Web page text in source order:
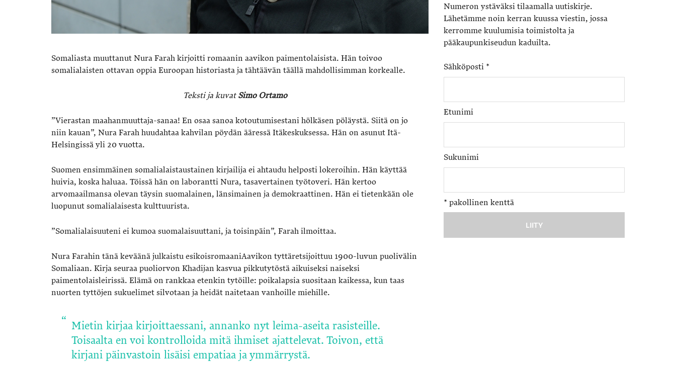
Somaliasta muuttanut Nura Farah kirjoitti romaanin aavikon paimentolaisista. Hän toivoo
somalialaisten ottavan oppia Euroopan historiasta ja tähtäävän täällä mahdollisimman korkealle.
Teksti ja kuvat Simo Ortamo
”Vierastan maahanmuuttaja-sanaa! En osaa sanoa kotoutumisestani hölkäsen pöläystä. Siitä on jo
niin kauan”, Nura Farah huudahtaa kahvilan pöydän ääressä Itäkeskuksessa. Hän on asunut Itä-
Helsingissä yli 20 vuotta.
Suomen ensimmäinen somalialaistaustainen kirjailija ei ahtaudu helposti lokeroihin. Hän käyttää
huivia, koska haluaa. Töissä hän on laborantti Nura, tasavertainen työtoveri. Hän kertoo
arvomaailmansa olevan täysin suomalainen, länsimainen ja demokraattinen. Hän ei tietenkään ole
luopunut somalialaisesta kulttuurista.
”Somalialaisuuteni ei kumoa suomalaisuuttani, ja toisinpäin”, Farah ilmoittaa.
Nura Farahin tänä keväänä julkaistu esikoisromaaniAavikon tyttäretsijoittuu 1900-luvun puolivälin
Somaliaan. Kirja seuraa puoliorvon Khadijan kasvua pikkutytöstä aikuiseksi naiseksi
paimentolaisleirissä. Elämä on rankkaa etenkin tytöille: poikalapsia suositaan kaikessa, kun taas
nuorten tyttöjen sukuelimet silvotaan ja heidät naitetaan vanhoille miehille.
Mietin kirjaa kirjoittaessani, annanko nyt leima-aseita rasisteille.
Toisaalta en voi kontrolloida mitä ihmiset ajattelevat. Toivon, että
kirjani päinvastoin lisäisi empatiaa ja ymmärrystä.
Numeron ystäväksi tilaamalla uutiskirje.
Lähetämme noin kerran kuussa viestin, jossa
kerromme kuulumisia toimistolta ja
pääkaupunkiseudun kaduilta.
Sähköposti *
Etunimi
Sukunimi
* pakollinen kenttä